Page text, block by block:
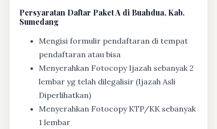
Persyaratan Daftar Paket A di Buahdua, Kab.
Sumedang
Mengisi formulir pendaftaran di tempat
pendaftaran atau bisa
Menyerahkan Fotocopy Ijazah sebanyak 2
lembar yg telah dilegalisir (Ijazah Asli
Diperlihatkan)
Menyerahkan Fotocopy KTP/KK sebanyak
1 lembar